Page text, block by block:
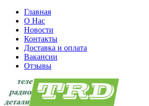
Главная
О Нас
Новости
Контакты
Доставка и оплата
Вакансии
Отзывы